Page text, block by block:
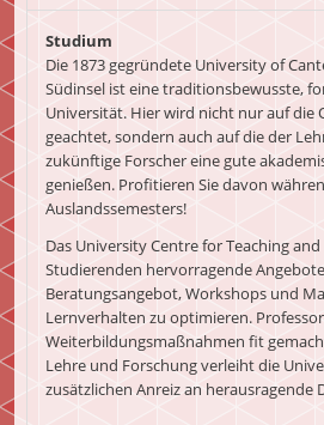
Studium
Die 1873 gegründete University of
Südinsel ist eine traditionsbewusste,
Universität. Hier wird nicht nur auf die
geachtet, sondern auch auf die der
zukünftige Forscher eine gute
genießen. Profitieren Sie davon
Auslandssemesters!
Das University Centre for Teaching
Studierenden hervorragende
Beratungsangebot, Workshops und
Lernverhalten zu optimieren.
Weiterbildungsmaßnahmen fit
Lehre und Forschung verleiht die
zusätzlichen Anreiz an herausragende